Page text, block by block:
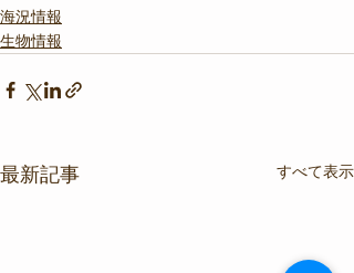
海況情報
生物情報
最新記事 すべて表示